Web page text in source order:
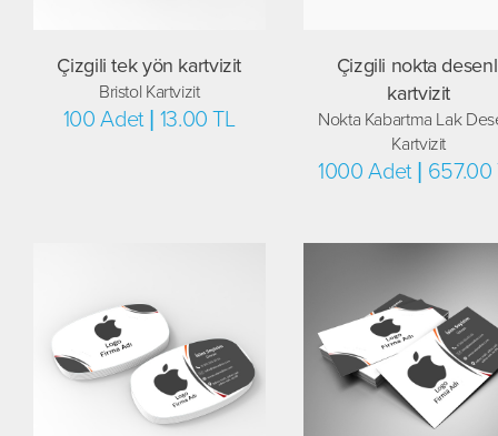
Çizgili tek yön kartvizit
Bristol Kartvizit
100 Adet | 13.00 TL
Çizgili nokta
kartvizit
Nokta Kabartma Lak
Kartvizit
1000 Adet | 657.00